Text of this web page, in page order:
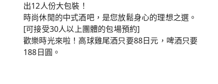
出12人份大包裝！
時尚休閒的中式酒吧，是您放鬆身心的理想之選。
[可接受30人以上團體的包場預約]
歡樂時光來啦！高球雞尾酒只要88日元，啤酒只要
188日圓。